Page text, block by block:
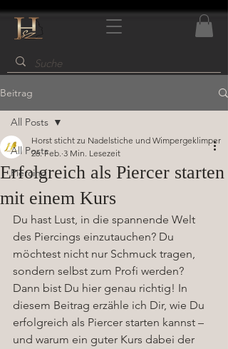
Beitrag
All Posts
Piercing
All Posts
Erfolgreich als Piercer starten
mit einem Kurs
Horst sticht zu Nadelstiche und Wimpergeklimper
26. Feb. 3 Min. Lesezeit
Du hast Lust, in die spannende Welt
des Piercings einzutauchen? Du
möchtest nicht nur Schmuck tragen,
sondern selbst zum Profi werden?
Dann bist Du hier genau richtig! In
diesem Beitrag erzähle ich Dir, wie Du
erfolgreich als Piercer starten kannst –
und warum ein guter Kurs dabei der